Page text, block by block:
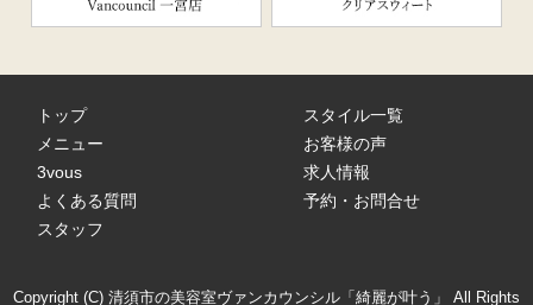
トップ
メニュー
3vous
よくある質問
スタッフ
スタイル一覧
お客様の声
求人情報
予約・お問合せ
Copyright (C) 清須市の美容室ヴァンカウンシル「綺麗が叶う」 All Rights